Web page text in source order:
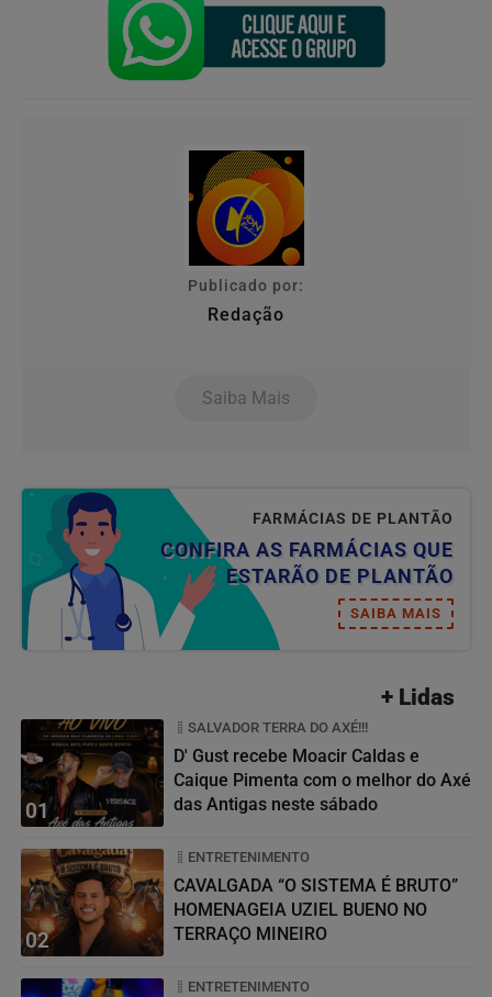
Publicado por:
Redação
Saiba Mais
FARMÁCIAS DE PLANTÃO
CONFIRA AS FARMÁCIAS QUE
ESTARÃO DE PLANTÃO
SAIBA MAIS
+ Lidas
01
SALVADOR TERRA DO AXÉ!!!
D' Gust recebe Moacir Caldas e
Caique Pimenta com o melhor do Axé
das Antigas neste sábado
02
ENTRETENIMENTO
CAVALGADA “O SISTEMA É BRUTO”
HOMENAGEIA UZIEL BUENO NO
TERRAÇO MINEIRO
ENTRETENIMENTO